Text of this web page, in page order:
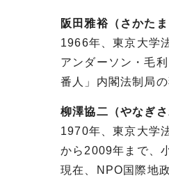
阪田雅裕（さかた
1966年、東京大学
アンダーソン・毛
番人」内閣法制局の
柳澤協二（やなぎ
1970年、東京大学
から2009年まで、
現在、NPO国際地